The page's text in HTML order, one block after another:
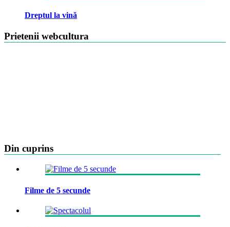
Dreptul la vină
Prietenii webcultura
Din cuprins
Filme de 5 secunde